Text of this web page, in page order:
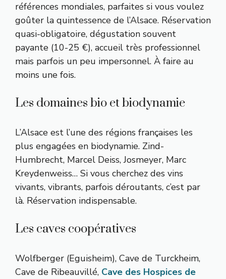
références mondiales, parfaites si vous voulez
goûter la quintessence de l’Alsace. Réservation
quasi-obligatoire, dégustation souvent
payante (10-25 €), accueil très professionnel
mais parfois un peu impersonnel. À faire au
moins une fois.
Les domaines bio et biodynamie
L’Alsace est l’une des régions françaises les
plus engagées en biodynamie. Zind-
Humbrecht, Marcel Deiss, Josmeyer, Marc
Kreydenweiss… Si vous cherchez des vins
vivants, vibrants, parfois déroutants, c’est par
là. Réservation indispensable.
Les caves coopératives
Wolfberger (Eguisheim), Cave de Turckheim,
Cave de Ribeauvillé, Cave des Hospices de